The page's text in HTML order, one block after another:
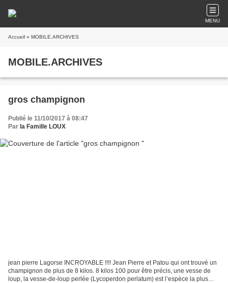
MENU
Accueil » MOBILE.ARCHIVES
MOBILE.ARCHIVES
gros champignon
Publié le 11/10/2017 à 08:47
Par la Famille LOUX
jean pierre Lagorse INCROYABLE !!!! Jean Pierre et Patou qui ont trouvé un
champignon de plus de 8 kilos. 8 kilos 100 pour être précis, une vesse de
loup, la vesse-de-loup perlée (Lycoperdon perlatum) est l’espèce la plus